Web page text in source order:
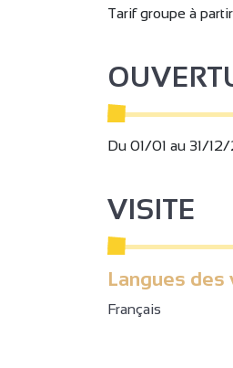
Tarif groupe à
Du 01/01 au 31/
VISITE
Langues des
Français